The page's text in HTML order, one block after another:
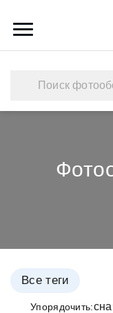
Каталог обоев
Наши работы
Все теги
Упорядочить: